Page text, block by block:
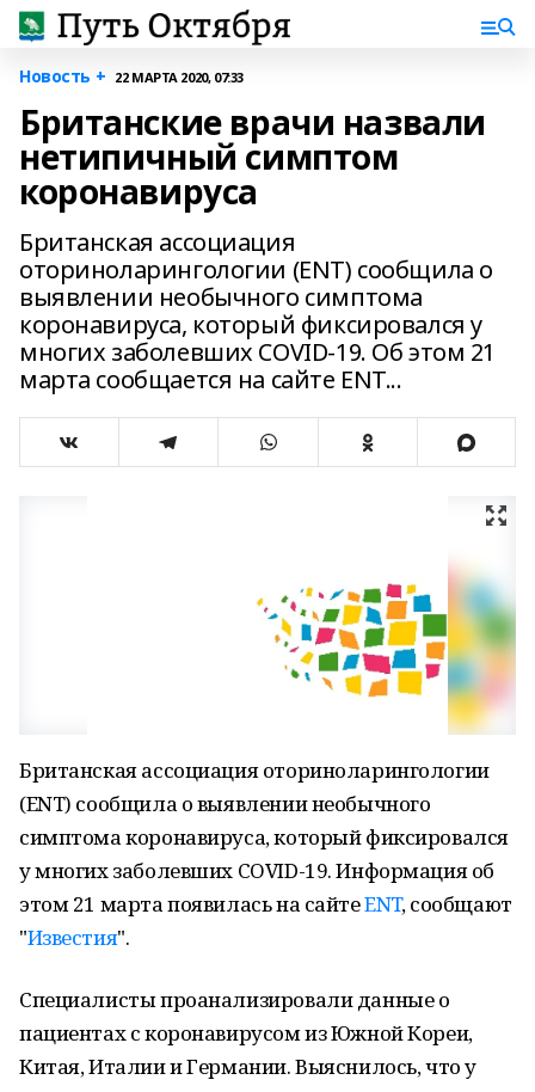
Новость + 22 МАРТА 2020, 07:33
Британские врачи назвали
нетипичный симптом
коронавируса
Британская ассоциация
оториноларингологии (ENT) сообщила о
выявлении необычного симптома
коронавируса, который фиксировался у
многих заболевших COVID-19. Об этом 21
марта сообщается на сайте ENT...
Британская ассоциация оториноларингологии
(ENT) сообщила о выявлении необычного
симптома коронавируса, который фиксировался
у многих заболевших COVID-19. Информация об
этом 21 марта появилась на сайтеENT, сообщают
"Известия".
Специалисты проанализировали данные о
пациентах с коронавирусом из Южной Кореи,
Китая, Италии и Германии. Выяснилось, что у